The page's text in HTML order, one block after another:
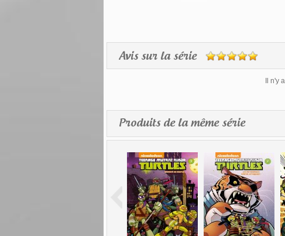
Avis sur la série
Il n'y
Produits de la même série